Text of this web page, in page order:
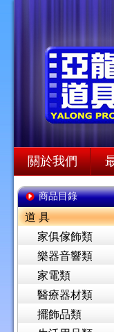
關於我們
商品目錄
道 具
家俱傢飾類
樂器音響類
家電類
醫療器材類
擺飾品類